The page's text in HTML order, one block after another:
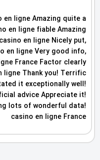
en ligne Amazing quite a
en ligne fiable Amazing
en ligne Nicely put,
en ligne Very good info,
France Factor clearly
ligne Thank you! Terrific
it exceptionally well!
advice Appreciate it!
lots of wonderful data!
casino en ligne France